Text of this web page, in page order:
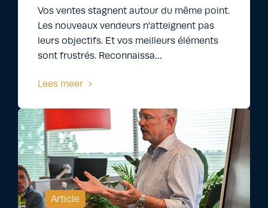
Vos ventes stagnent autour du même point.
Les nouveaux vendeurs n'atteignent pas
leurs objectifs. Et vos meilleurs éléments
sont frustrés. Reconnaissa…
Lees meer
Article